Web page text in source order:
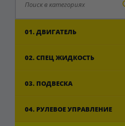
01. ДВИГАТЕЛЬ
02. СПЕЦ ЖИДКОСТЬ
03. ПОДВЕСКА
04. РУЛЕВОЕ УПРАВЛЕНИЕ